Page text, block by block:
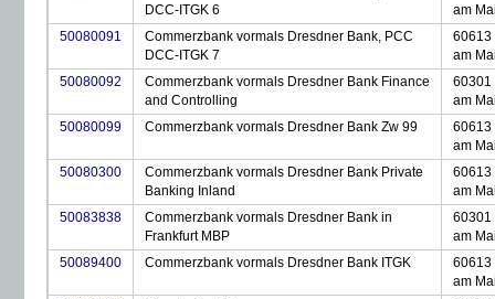
DCC-ITGK 6
am
50080091
Commerzbank vormals Dresdner Bank, PCC
DCC-ITGK 7
60613
am
50080092
Commerzbank vormals Dresdner Bank Finance
and Controlling
60301
am
50080099
Commerzbank vormals Dresdner Bank Zw 99
60613
am
50080300
Commerzbank vormals Dresdner Bank Private
Banking Inland
60613
am
50083838
Commerzbank vormals Dresdner Bank in
Frankfurt MBP
60301
am
50089400
Commerzbank vormals Dresdner Bank ITGK
60613
am